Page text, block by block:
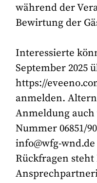
während der
Bewirtung der
Interessierte
September 2025
https://
anmelden.
Anmeldung
Nummer 06851/
info@wfg-
Rückfragen